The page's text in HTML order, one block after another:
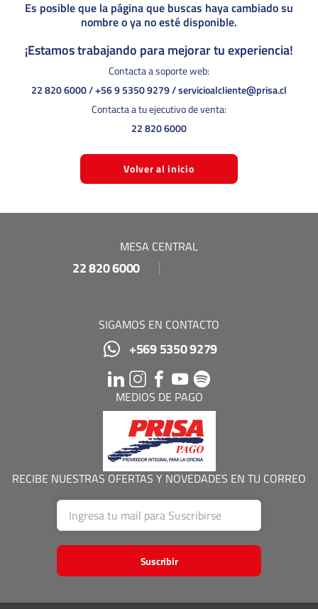
Es posible que la página que buscas haya cambiado su
nombre o ya no esté disponible.
¡Estamos trabajando para mejorar tu experiencia!
Contacta a soporte web:
22 820 6000/+56 9 5350 9279/servicioalcliente@prisa.cl
Contacta a tu ejecutivo de venta:
22 820 6000
Volver al inicio
MESA CENTRAL
22 820 6000
SIGAMOS EN CONTACTO
+569 5350 9279
MEDIOS DE PAGO
RECIBE NUESTRAS OFERTAS Y NOVEDADES EN TU CORREO
Suscribir